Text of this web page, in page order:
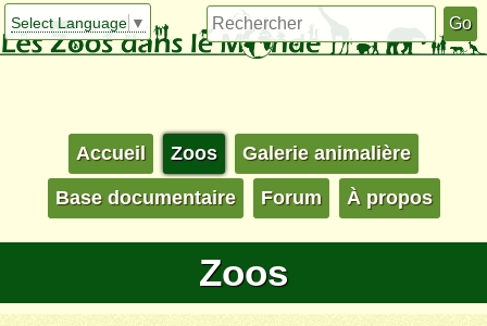
Select Language ▼
Accueil Zoos Galerie animalière
Base documentaire Forum À propos
Zoos